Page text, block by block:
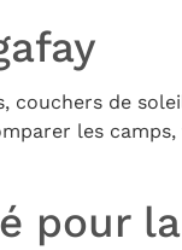
couchers de
les
pour